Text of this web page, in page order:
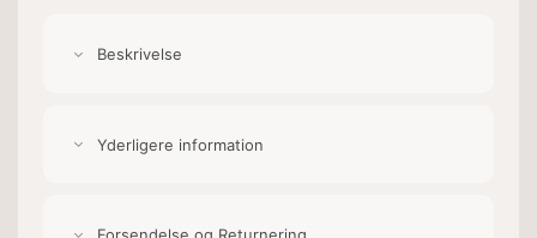
Beskrivelse
Yderligere information